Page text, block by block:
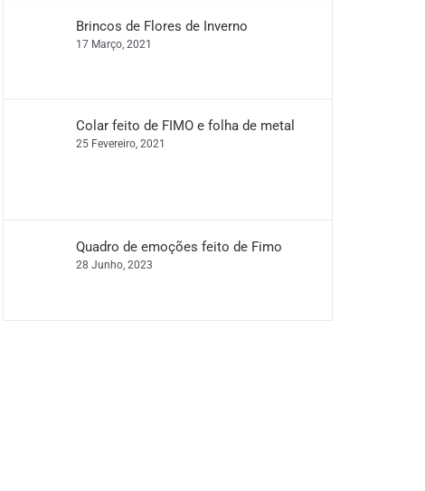
Brincos de Flores de Inverno
17 Março, 2021
Colar feito de FIMO e folha de metal
25 Fevereiro, 2021
Quadro de emoções feito de Fimo
28 Junho, 2023